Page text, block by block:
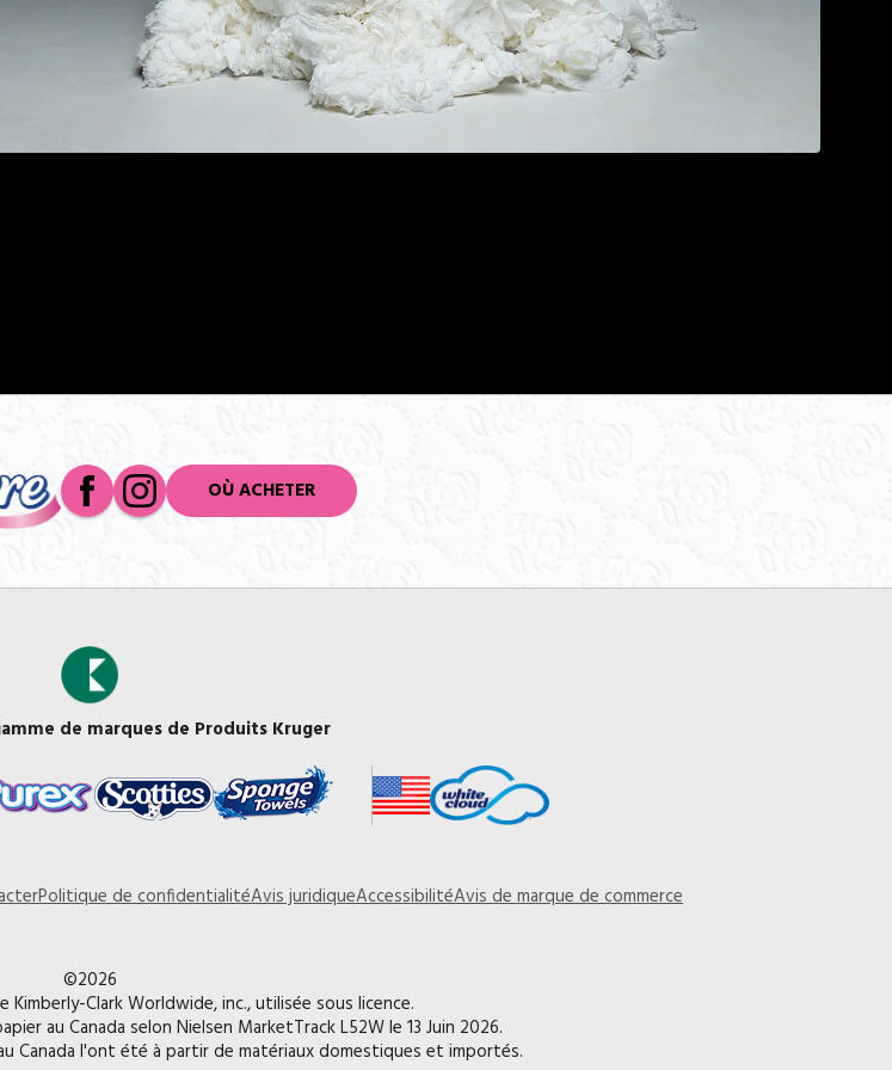
OÙ ACHETER
de marques de Produits Kruger
Politique de confidentialitéAvis juridiqueAccessibilitéAvis de marque de commerce
©2026
Clark Worldwide, inc., utilisée sous licence.
au Canada selon Nielsen MarketTrack L52W le 13 Juin 2026.
Canada l'ont été à partir de matériaux domestiques et importés.